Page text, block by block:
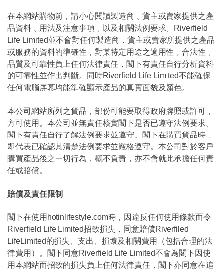
在本網站購物前，請小心閱讀製造商﹑貨主或賣家提供之產
品資料﹑用法及注意事項﹑以及相關法例要求。Riverfield
Life Limited並不會對任何製造商，貨主或賣家所提供之產品
或服務的資料的準確性，對某特定用途之適用性﹑合法性﹑
品質及可靠性負上任何法律責任，閣下有責任自行分析資料
的可靠性並作出判斷。同時Riverfield Life Limited不能確保
任何電腦屏幕均能準確顯示產品的真實面貌及顏色。
本公司網站所列之貨品，部份可能要取得政府牌照或許可，
方可使用。本公司並無責任核實閣下是否已遵守法例要求。
閣下有責任自行了解法例要求並遵守。閣下在購買貨品時，
即代表已確認其清楚法例要求並嚴格遵守。本公司對於客戶
購買產品後之一切行為，概不負責，亦不會就此承擔任何責
任或賠償。
賠償及責任限制
閣下在使用hotinlifestyle.com時，因違反任何使用條款而令
Riverfield Life Limited招致損失，同意賠償Riverfiled
LifeLimited的損失、支出、損壞及相關費用（包括合理的法
律費用）。閣下同意Riverfield Life Limited不會為閣下因使
用本網站而招致的損失負上任何法律責任，閣下亦同意在追